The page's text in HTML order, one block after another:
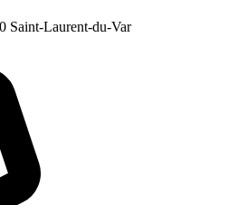
Saint-Laurent-du-Var